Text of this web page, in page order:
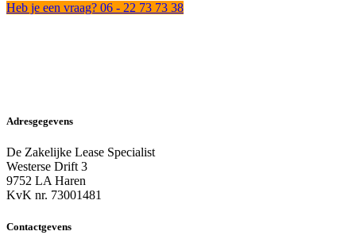
Heb je een vraag? 06 - 22 73 73 38
Adresgegevens
De Zakelijke Lease Specialist
Westerse Drift 3
9752 LA Haren
KvK nr. 73001481
Contactgevens